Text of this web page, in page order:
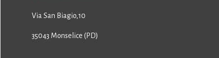
Via San Biagio,10
35043 Monselice (PD)